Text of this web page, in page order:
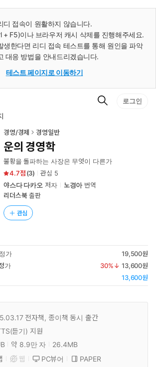
디 접속이 원활하지 않습니다.
+ F5)이나 브라우저 캐시 삭제를 진행해주세요.
생한다면 리디 접속 테스트를 통해 원인을 파악
대응 방법을 안내드리겠습니다.
테스트 페이지로 이동하기
검
로그인
경영/경제 경영일반
운의 경영학
불황을 돌파하는 사장은 무엇이 다른가
4.7
(3) 관심 5
야스다 다카오 저자 노경아번역
리더스북출판
관심
가
19,500원
가
30%↓ 13,600원
13,600원
전자책, 종이책 동시 출간
듣기) 지원
약 8.9만 자
26.4MB
웹 PC뷰어
PAPER